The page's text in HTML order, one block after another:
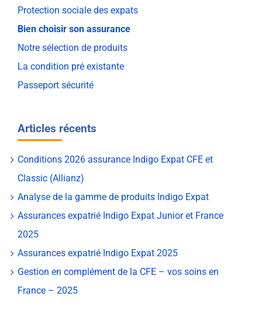
Protection sociale des expats
Bien choisir son assurance
Notre sélection de produits
La condition pré existante
Passeport sécurité
Articles récents
Conditions 2026 assurance Indigo Expat CFE et
Classic (Allianz)
Analyse de la gamme de produits Indigo Expat
Assurances expatrié Indigo Expat Junior et France
2025
Assurances expatrié Indigo Expat 2025
Gestion en complément de la CFE – vos soins en
France – 2025